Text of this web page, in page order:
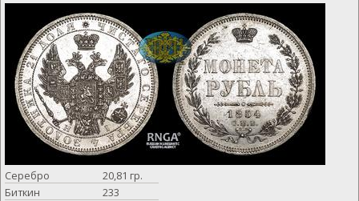
Серебро
20,81 гр.
Биткин
233